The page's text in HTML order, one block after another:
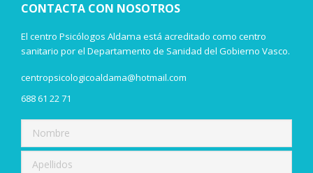
CONTACTA CON NOSOTROS
El centro Psicólogos Aldama está acreditado como centro
sanitario por el Departamento de Sanidad del Gobierno Vasco.
centropsicologicoaldama@hotmail.com
688 61 22 71